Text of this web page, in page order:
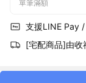
單筆滿額
支援LINE Pay
[宅配商品]由收